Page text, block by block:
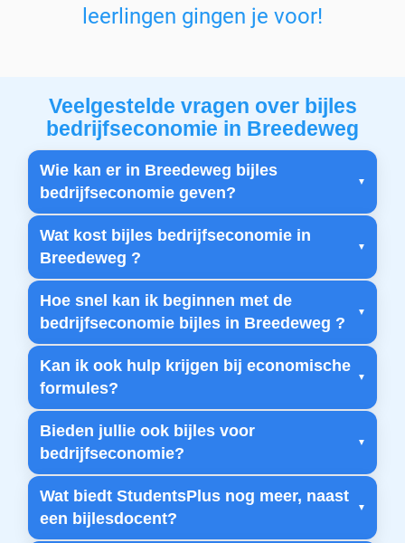
leerlingen gingen je voor!
Veelgestelde vragen over bijles
bedrijfseconomie in Breedeweg
Wie kan er in Breedeweg bijles
bedrijfseconomie geven?
Wat kost bijles bedrijfseconomie in
Breedeweg ?
Hoe snel kan ik beginnen met de
bedrijfseconomie bijles in Breedeweg ?
Kan ik ook hulp krijgen bij economische
formules?
Bieden jullie ook bijles voor
bedrijfseconomie?
Wat biedt StudentsPlus nog meer, naast
een bijlesdocent?